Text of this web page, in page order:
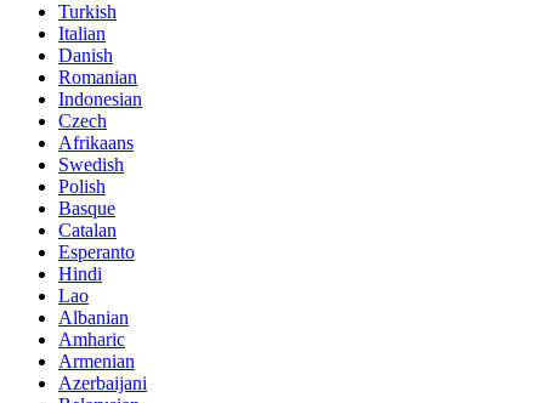
Turkish
Italian
Danish
Romanian
Indonesian
Czech
Afrikaans
Swedish
Polish
Basque
Catalan
Esperanto
Hindi
Lao
Albanian
Amharic
Armenian
Azerbaijani